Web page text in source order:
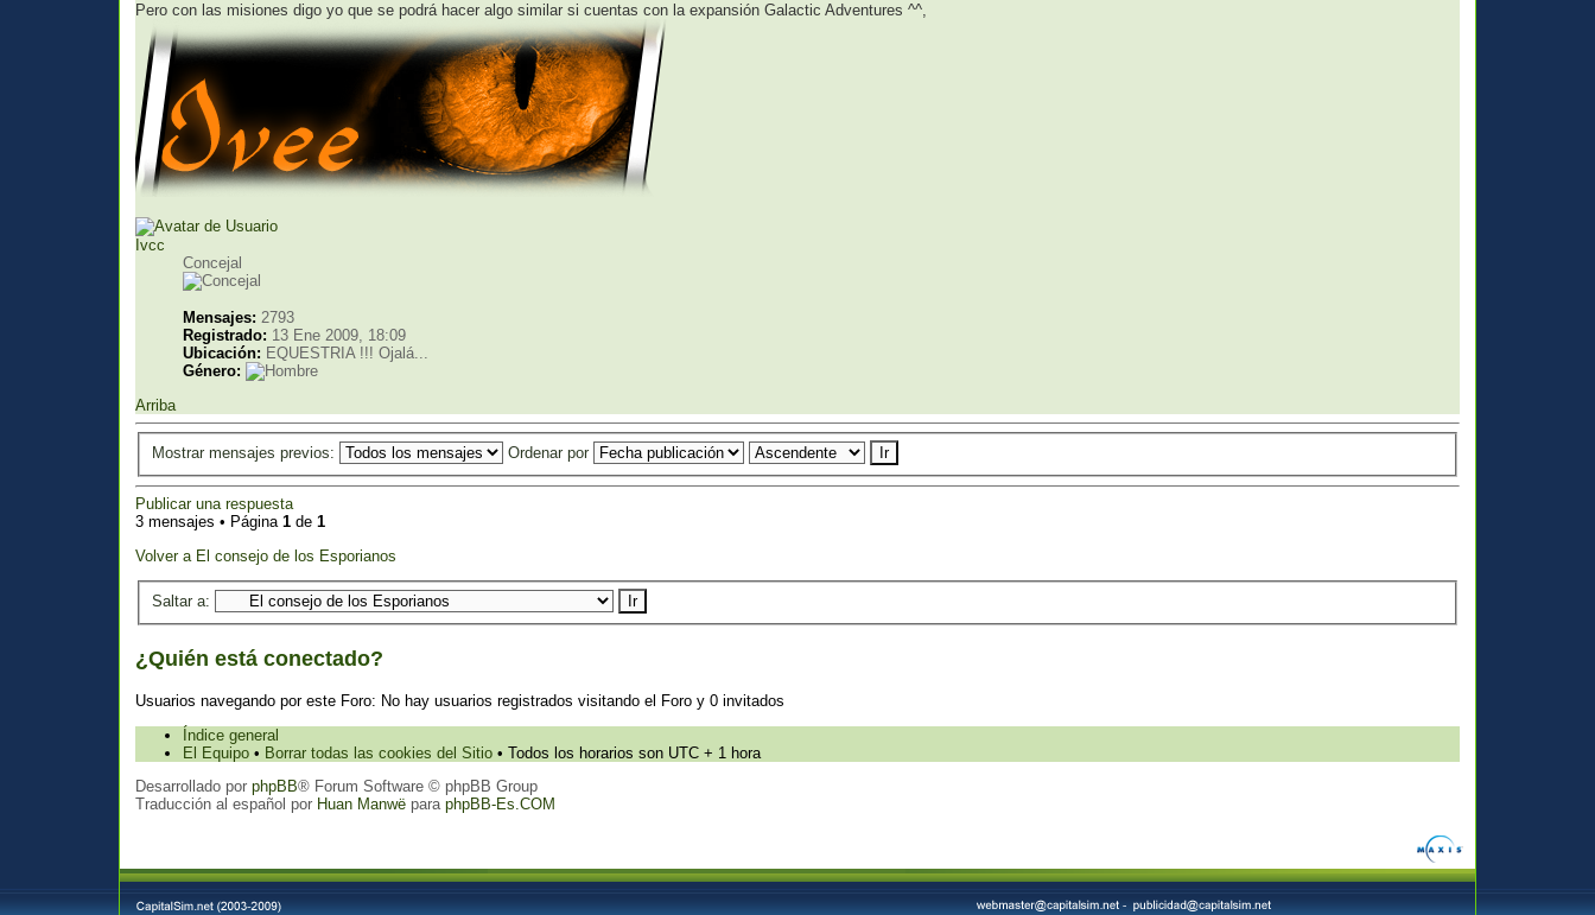
Pero con las misiones digo yo que se podrá hacer algo similar si cuentas con la expansión Galactic Adventures ^^,
Ivcc
Concejal
Mensajes: 2793
Registrado: 13 Ene 2009, 18:09
Ubicación: EQUESTRIA !!! Ojalá...
Género:
Arriba
Mostrar mensajes previos: Ordenar por
Publicar una respuesta
3 mensajes • Página1 de1
Volver a El consejo de los Esporianos
Saltar a:
¿Quién está conectado?
Usuarios navegando por este Foro: No hay usuarios registrados visitando el Foro y 0 invitados
Índice general
El Equipo • Borrar todas las cookies del Sitio • Todos los horarios son UTC + 1 hora
Desarrollado porphpBB® Forum Software © phpBB Group
Traducción al español por Huan Manwë paraphpBB-Es.COM